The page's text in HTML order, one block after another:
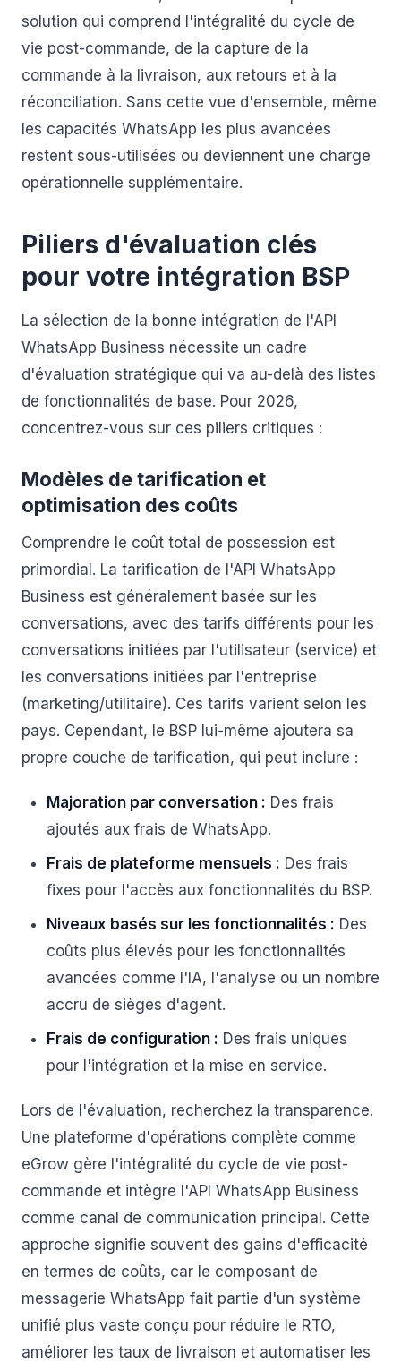
solution qui comprend l'intégralité du cycle de
vie post-commande, de la capture de la
commande à la livraison, aux retours et à la
réconciliation. Sans cette vue d'ensemble, même
les capacités WhatsApp les plus avancées
restent sous-utilisées ou deviennent une charge
opérationnelle supplémentaire.
Piliers d'évaluation clés
pour votre intégration BSP
La sélection de la bonne intégration de l'API
WhatsApp Business nécessite un cadre
d'évaluation stratégique qui va au-delà des listes
de fonctionnalités de base. Pour 2026,
concentrez-vous sur ces piliers critiques :
Modèles de tarification et
optimisation des coûts
Comprendre le coût total de possession est
primordial. La tarification de l'API WhatsApp
Business est généralement basée sur les
conversations, avec des tarifs différents pour les
conversations initiées par l'utilisateur (service) et
les conversations initiées par l'entreprise
(marketing/utilitaire). Ces tarifs varient selon les
pays. Cependant, le BSP lui-même ajoutera sa
propre couche de tarification, qui peut inclure :
Majoration par conversation : Des frais
ajoutés aux frais de WhatsApp.
Frais de plateforme mensuels : Des frais
fixes pour l'accès aux fonctionnalités du BSP.
Niveaux basés sur les fonctionnalités : Des
coûts plus élevés pour les fonctionnalités
avancées comme l'IA, l'analyse ou un nombre
accru de sièges d'agent.
Frais de configuration : Des frais uniques
pour l'intégration et la mise en service.
Lors de l'évaluation, recherchez la transparence.
Une plateforme d'opérations complète comme
eGrow gère l'intégralité du cycle de vie post-
commande et intègre l'API WhatsApp Business
comme canal de communication principal. Cette
approche signifie souvent des gains d'efficacité
en termes de coûts, car le composant de
messagerie WhatsApp fait partie d'un système
unifié plus vaste conçu pour réduire le RTO,
améliorer les taux de livraison et automatiser les